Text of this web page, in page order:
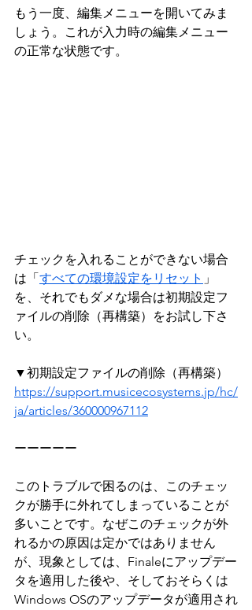
もう一度、編集メニューを開いてみま
しょう。これが入力時の編集メニュー
の正常な状態です。
チェックを入れることができない場合
は「すべての環境設定をリセット 」
を、それでもダメな場合は初期設定フ
ァイルの削除（再構築）をお試し下さ
い。
▼初期設定ファイルの削除（再構築）
https://support.musicecosystems.jp/hc/
ja/articles/360000967112
ーーーーー
このトラブルで困るのは、このチェッ
クが勝手に外れてしまっていることが
多いことです。なぜこのチェックが外
れるかの原因は定かではありません
が、現象としては、Finaleにアップデー
タを適用した後や、そしておそらくは
Windows OSのアップデータが適用され